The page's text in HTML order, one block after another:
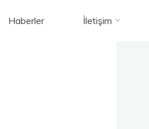
Haberler İletişim